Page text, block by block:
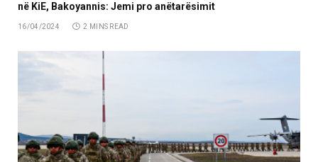
në KiE, Bakoyannis: Jemi pro anëtarësimit
16/04/2024 2 MINS READ